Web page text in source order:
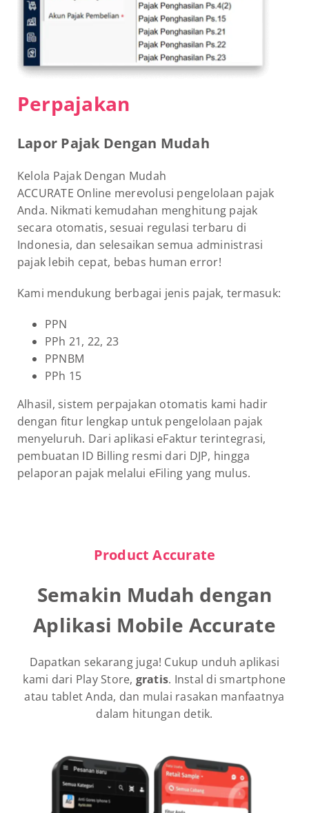
Perpajakan
Lapor Pajak Dengan Mudah
Kelola Pajak Dengan Mudah
ACCURATE Online merevolusi pengelolaan pajak
Anda. Nikmati kemudahan menghitung pajak
secara otomatis, sesuai regulasi terbaru di
Indonesia, dan selesaikan semua administrasi
pajak lebih cepat, bebas human error!
Kami mendukung berbagai jenis pajak, termasuk:
PPN
PPh 21, 22, 23
PPNBM
PPh 15
Alhasil, sistem perpajakan otomatis kami hadir
dengan fitur lengkap untuk pengelolaan pajak
menyeluruh. Dari aplikasi eFaktur terintegrasi,
pembuatan ID Billing resmi dari DJP, hingga
pelaporan pajak melalui eFiling yang mulus.
Product Accurate
Semakin Mudah dengan
Aplikasi Mobile Accurate
Dapatkan sekarang juga! Cukup unduh aplikasi
kami dari Play Store, gratis. Instal di smartphone
atau tablet Anda, dan mulai rasakan manfaatnya
dalam hitungan detik.